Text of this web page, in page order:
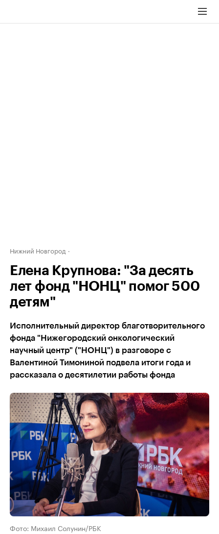
Нижний Новгород
Елена Крупнова: "За десять
лет фонд "НОНЦ" помог 500
детям"
Исполнительный директор благотворительного
фонда "Нижегородский онкологический
научный центр" ("НОНЦ") в разговоре с
Валентиной Тимониной подвела итоги года и
рассказала о десятилетии работы фонда
Фото: Михаил Солунин/РБК